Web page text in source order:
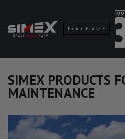
French - France
SIMEX PRODUCTS
MAINTENANCE